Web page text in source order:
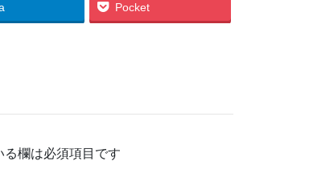
Pocket
る欄は必須項目です